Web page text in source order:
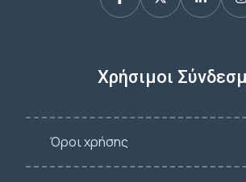
Χρήσιμοι
Όροι χρήσης